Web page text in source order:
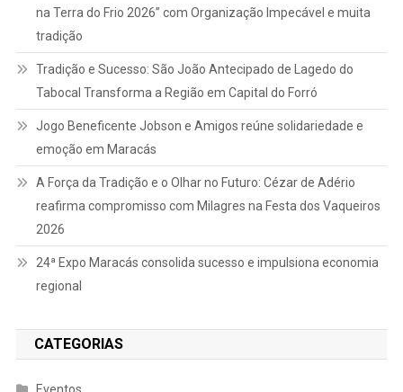
na Terra do Frio 2026” com Organização Impecável e muita
tradição
Tradição e Sucesso: São João Antecipado de Lagedo do
Tabocal Transforma a Região em Capital do Forró
Jogo Beneficente Jobson e Amigos reúne solidariedade e
emoção em Maracás
A Força da Tradição e o Olhar no Futuro: Cézar de Adério
reafirma compromisso com Milagres na Festa dos Vaqueiros
2026
24ª Expo Maracás consolida sucesso e impulsiona economia
regional
CATEGORIAS